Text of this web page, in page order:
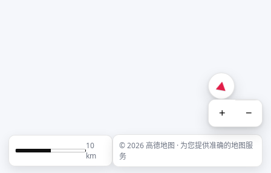
+ −
10
km
© 2026 高德地图 · 为您提供准确的地图服
务